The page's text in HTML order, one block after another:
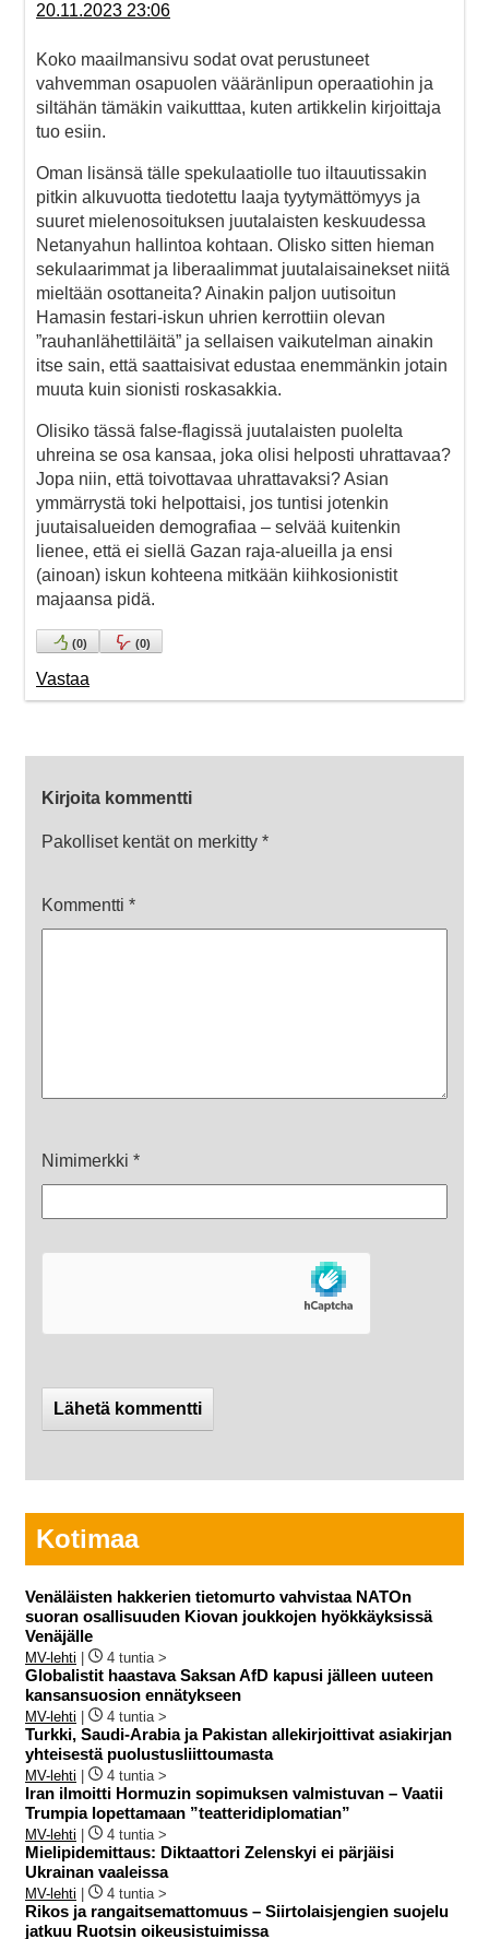
20.11.2023 23:06
Koko maailmansivu sodat ovat perustuneet
vahvemman osapuolen vääränlipun operaatiohin ja
siltähän tämäkin vaikutttaa, kuten artikkelin kirjoittaja
tuo esiin.
Oman lisänsä tälle spekulaatiolle tuo iltauutissakin
pitkin alkuvuotta tiedotettu laaja tyytymättömyys ja
suuret mielenosoituksen juutalaisten keskuudessa
Netanyahun hallintoa kohtaan. Olisko sitten hieman
sekulaarimmat ja liberaalimmat juutalaisainekset niitä
mieltään osottaneita? Ainakin paljon uutisoitun
Hamasin festari-iskun uhrien kerrottiin olevan
”rauhanlähettiläitä” ja sellaisen vaikutelman ainakin
itse sain, että saattaisivat edustaa enemmänkin jotain
muuta kuin sionisti roskasakkia.
Olisiko tässä false-flagissä juutalaisten puolelta
uhreina se osa kansaa, joka olisi helposti uhrattavaa?
Jopa niin, että toivottavaa uhrattavaksi? Asian
ymmärrystä toki helpottaisi, jos tuntisi jotenkin
juutaisalueiden demografiaa – selvää kuitenkin
lienee, että ei siellä Gazan raja-alueilla ja ensi
(ainoan) iskun kohteena mitkään kiihkosionistit
majaansa pidä.
(0) (0)
Vastaa
Kirjoita kommentti
Pakolliset kentät on merkitty *
Kommentti *
Nimimerkki *
Kotimaa
Venäläisten hakkerien tietomurto vahvistaa NATOn
suoran osallisuuden Kiovan joukkojen hyökkäyksissä
Venäjälle
MV-lehti 4 tuntia >
Globalistit haastava Saksan AfD kapusi jälleen uuteen
kansansuosion ennätykseen
MV-lehti 4 tuntia >
Turkki, Saudi-Arabia ja Pakistan allekirjoittivat asiakirjan
yhteisestä puolustusliittoumasta
MV-lehti 4 tuntia >
Iran ilmoitti Hormuzin sopimuksen valmistuvan – Vaatii
Trumpia lopettamaan ”teatteridiplomatian”
MV-lehti 4 tuntia >
Mielipidemittaus: Diktaattori Zelenskyi ei pärjäisi
Ukrainan vaaleissa
MV-lehti 4 tuntia >
Rikos ja rangaitsemattomuus – Siirtolaisjengien suojelu
jatkuu Ruotsin oikeusistuimissa